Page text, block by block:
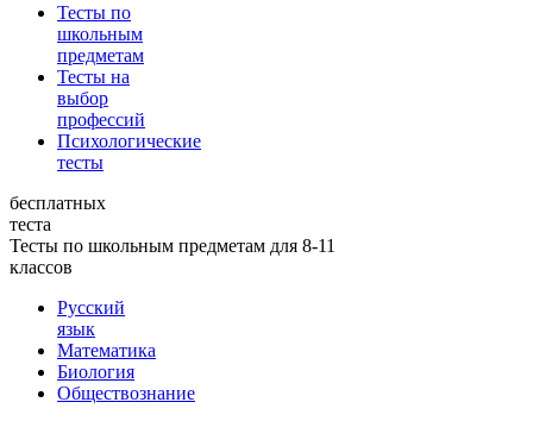
Тесты по
школьным
предметам
Тесты на
выбор
профессий
Психологические
тесты
бесплатных
теста
Тесты по школьным предметам для 8-11
классов
Русский
язык
Математика
Биология
Обществознание